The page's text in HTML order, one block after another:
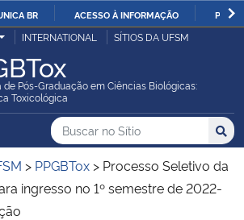
IR
O
CONTEÚDO
BR ACESSO À INFORMAÇÃO
Pública
INTERNATIONAL SÍTIOS DA UFSM
de Pós-Graduação em Ciências Biológicas:
Toxicológica
do Sítio
Busca
Buscar no no Sítio
Busca:
> PPGBTox > Processo Seletivo da
ingresso no 1º semestre de 2022-